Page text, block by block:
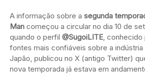
A informação sobre a segunda
Man começou a circular no dia 10 de
quando o perfil @SugoiLITE, conhecido
fontes mais confiáveis sobre a indústria
Japão, publicou no X (antigo Twitter)
nova temporada já estava em